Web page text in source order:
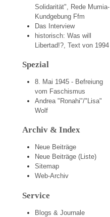
Solidarität", Rede Mumia-
Kundgebung Ffm
Das Interview
historisch: Was will
Libertad!?, Text von 1994
Spezial
8. Mai 1945 - Befreiung
vom Faschismus
Andrea "Ronahi"/"Lisa"
Wolf
Archiv & Index
Neue Beiträge
Neue Beiträge (Liste)
Sitemap
Web-Archiv
Service
Blogs & Journale